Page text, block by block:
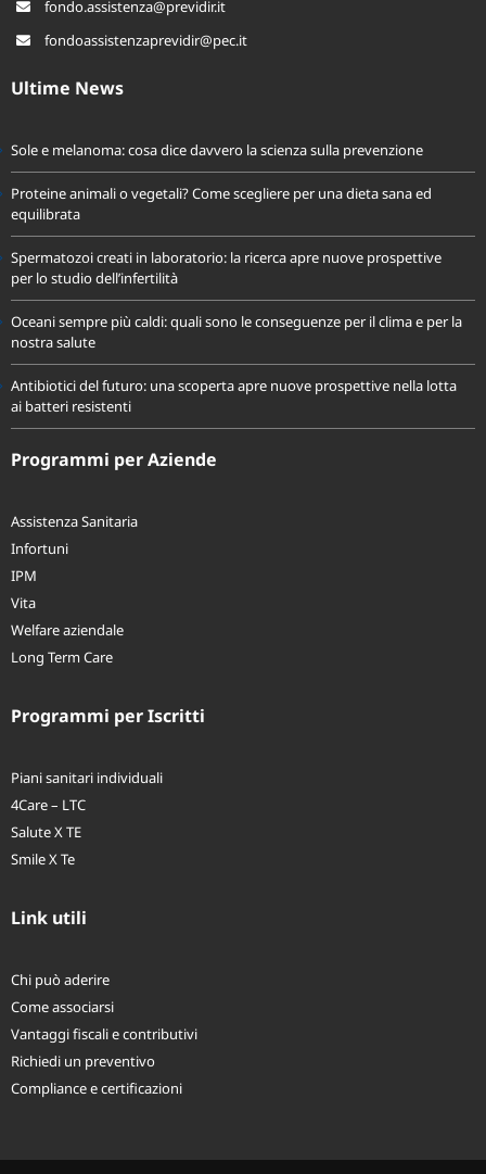
fondo.assistenza@previdir.it
fondoassistenzaprevidir@pec.it
Ultime News
Sole e melanoma: cosa dice davvero la scienza sulla prevenzione
Proteine animali o vegetali? Come scegliere per una dieta sana ed
equilibrata
Spermatozoi creati in laboratorio: la ricerca apre nuove prospettive
per lo studio dell’infertilità
Oceani sempre più caldi: quali sono le conseguenze per il clima e per la
nostra salute
Antibiotici del futuro: una scoperta apre nuove prospettive nella lotta
ai batteri resistenti
Programmi per Aziende
Assistenza Sanitaria
Infortuni
IPM
Vita
Welfare aziendale
Long Term Care
Programmi per Iscritti
Piani sanitari individuali
4Care – LTC
Salute X TE
Smile X Te
Link utili
Chi può aderire
Come associarsi
Vantaggi fiscali e contributivi
Richiedi un preventivo
Compliance e certificazioni